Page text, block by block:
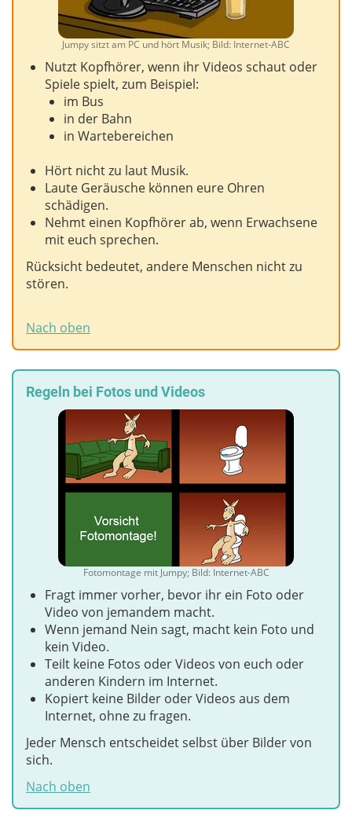
Jumpy sitzt am PC und hört Musik; Bild: Internet-ABC
Nutzt Kopfhörer, wenn ihr Videos schaut oder
Spiele spielt, zum Beispiel:
im Bus
in der Bahn
in Wartebereichen
Hört nicht zu laut Musik.
Laute Geräusche können eure Ohren
schädigen.
Nehmt einen Kopfhörer ab, wenn Erwachsene
mit euch sprechen.
Rücksicht bedeutet, andere Menschen nicht zu
stören.
Nach oben
Regeln bei Fotos und Videos
Fotomontage mit Jumpy; Bild: Internet-ABC
Fragt immer vorher, bevor ihr ein Foto oder
Video von jemandem macht.
Wenn jemand Nein sagt, macht kein Foto und
kein Video.
Teilt keine Fotos oder Videos von euch oder
anderen Kindern im Internet.
Kopiert keine Bilder oder Videos aus dem
Internet, ohne zu fragen.
Jeder Mensch entscheidet selbst über Bilder von
sich.
Nach oben